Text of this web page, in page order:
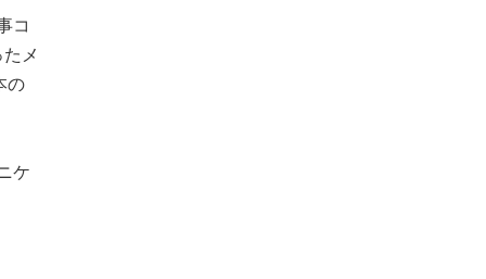
コ
メ
の
ケ